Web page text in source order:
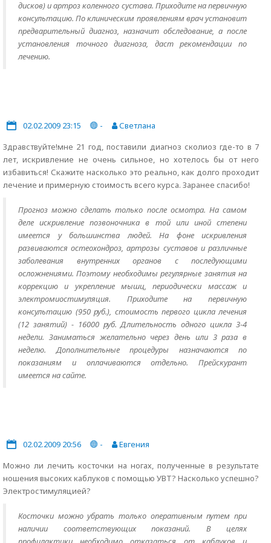
дисков) и артроз коленного сустава. Приходите на первичную
консультацию. По клиническим проявлениям врач установит
предварительный диагноз, назначит обследование, а после
установления точного диагноза, даст рекомендации по
лечению.
02.02.2009 23:15 -
Светлана
Здравствуйте!мне 21 год, поставили диагноз сколиоз где-то в 7
лет, искривление не очень сильное, но хотелось бы от него
избавиться! Скажите насколько это реально, как долго проходит
лечение и примерную стоимость всего курса. Заранее спасибо!
Прогноз можно сделать только после осмотра. На самом
деле искривление позвоночника в той или иной степени
имеется у большинства людей. На фоне искривления
развиваются остеохондроз, артрозы суставов и различные
заболевания внутренних органов с последующими
осложнениями. Поэтому необходимы регулярные занятия на
коррекцию и укрепление мышц, периодически массаж и
электромиостимуляция. Приходите на первичную
консультацию (950 руб.), стоимость первого цикла лечения
(12 занятий) - 16000 руб. Длительность одного цикла 3-4
недели. Заниматься желательно через день или 3 раза в
неделю. Дополнительные процедуры назначаются по
показаниям и оплачиваются отдельно. Прейскурант
имеется на сайте.
02.02.2009 20:56 -
Евгения
Можно ли лечить косточки на ногах, полученные в результате
ношения высоких каблуков с помощью УВТ? Насколько успешно?
Электростимуляцией?
Косточки можно убрать только оперативным путем при
наличии соответствующих показаний. В целях